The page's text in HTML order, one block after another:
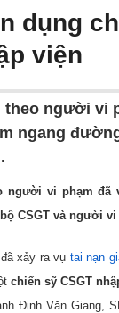
dụng
viện
theo người vi
ngang
người vi phạm đã
CSGT và người
xảy ra vụ tai nạn
chiến sỹ CSGT
Đinh Văn Giang,